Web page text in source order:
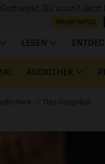
Gott wirkt. Du auch?
MEHR INFOS
LESEN
AUDIOTHEK
Das Gespräch